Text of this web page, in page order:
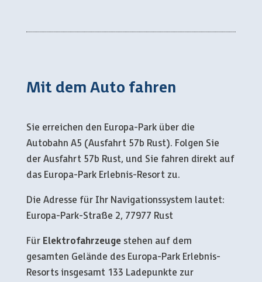
Mit dem Auto fahren
Sie erreichen den Europa-Park über die
Autobahn A5 (Ausfahrt 57b Rust). Folgen Sie
der Ausfahrt 57b Rust, und Sie fahren direkt auf
das Europa-Park Erlebnis-Resort zu.
Die Adresse für Ihr Navigationssystem lautet:
Europa-Park-Straße 2, 77977 Rust
Für Elektrofahrzeugestehen auf dem
gesamten Gelände des Europa-Park Erlebnis-
Resorts insgesamt 133 Ladepunkte zur